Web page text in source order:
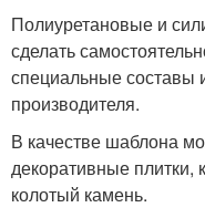
Полиуретановые и
сделать
специальные составы
производителя.
В качестве шаблона
декоративные
колотый камень.